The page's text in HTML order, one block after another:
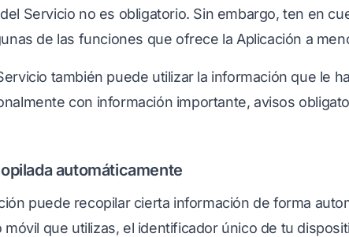
Servicio no es obligatorio. Sin embargo, ten en
de las funciones que ofrece la Aplicación a
también puede utilizar la información que le
con información importante, avisos
automáticamente
puede recopilar cierta información de forma
que utilizas, el identificador único de tu